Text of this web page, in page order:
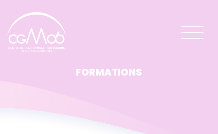
FORMATIONS